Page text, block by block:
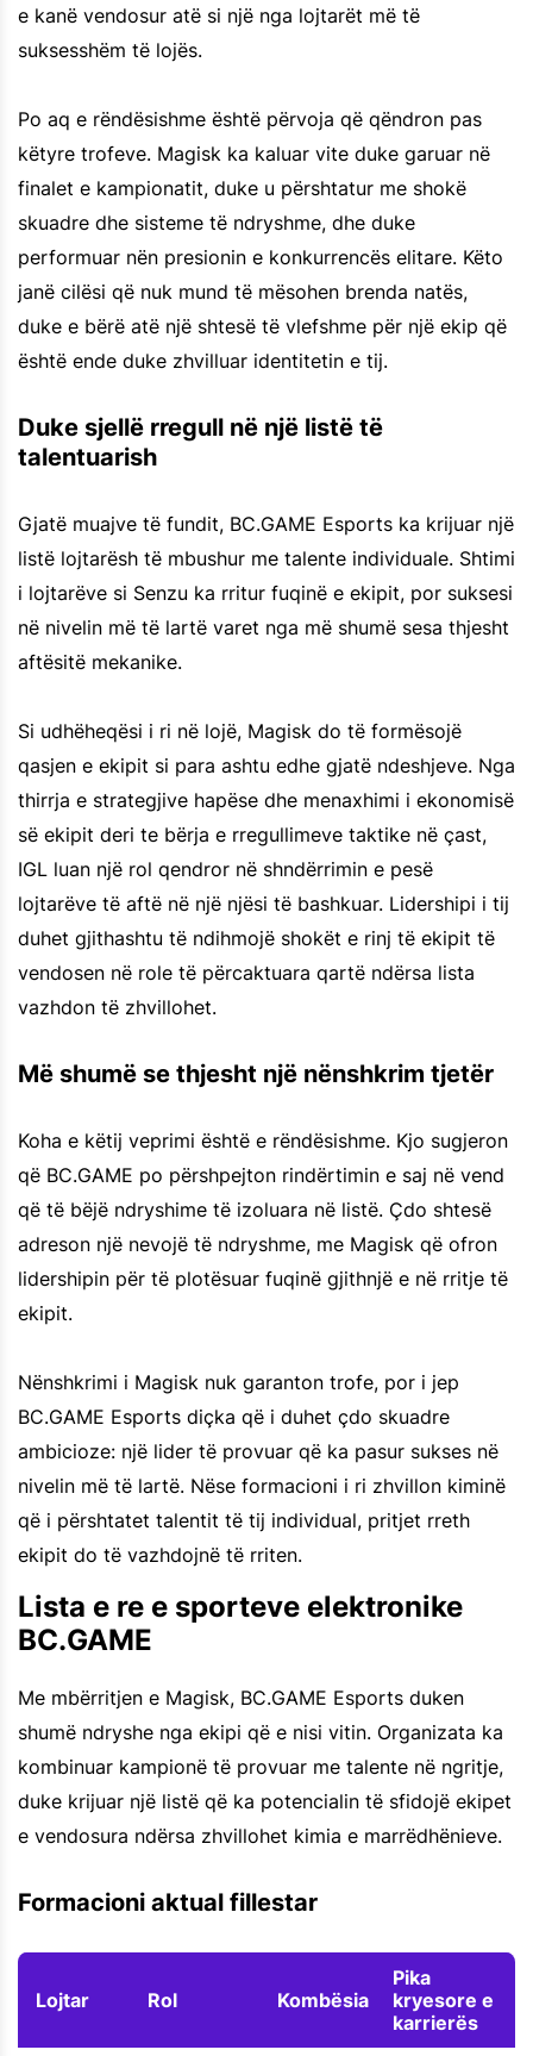
e kanë vendosur atë si një nga lojtarët më të
suksesshëm të lojës.
Po aq e rëndësishme është përvoja që qëndron pas
këtyre trofeve. Magisk ka kaluar vite duke garuar në
finalet e kampionatit, duke u përshtatur me shokë
skuadre dhe sisteme të ndryshme, dhe duke
performuar nën presionin e konkurrencës elitare. Këto
janë cilësi që nuk mund të mësohen brenda natës,
duke e bërë atë një shtesë të vlefshme për një ekip që
është ende duke zhvilluar identitetin e tij.
Duke sjellë rregull në një listë të
talentuarish
Gjatë muajve të fundit, BC.GAME Esports ka krijuar një
listë lojtarësh të mbushur me talente individuale. Shtimi
i lojtarëve si Senzu ka rritur fuqinë e ekipit, por suksesi
në nivelin më të lartë varet nga më shumë sesa thjesht
aftësitë mekanike.
Si udhëheqësi i ri në lojë, Magisk do të formësojë
qasjen e ekipit si para ashtu edhe gjatë ndeshjeve. Nga
thirrja e strategjive hapëse dhe menaxhimi i ekonomisë
së ekipit deri te bërja e rregullimeve taktike në çast,
IGL luan një rol qendror në shndërrimin e pesë
lojtarëve të aftë në një njësi të bashkuar. Lidershipi i tij
duhet gjithashtu të ndihmojë shokët e rinj të ekipit të
vendosen në role të përcaktuara qartë ndërsa lista
vazhdon të zhvillohet.
Më shumë se thjesht një nënshkrim tjetër
Koha e këtij veprimi është e rëndësishme. Kjo sugjeron
që BC.GAME po përshpejton rindërtimin e saj në vend
që të bëjë ndryshime të izoluara në listë. Çdo shtesë
adreson një nevojë të ndryshme, me Magisk që ofron
lidershipin për të plotësuar fuqinë gjithnjë e në rritje të
ekipit.
Nënshkrimi i Magisk nuk garanton trofe, por i jep
BC.GAME Esports diçka që i duhet çdo skuadre
ambicioze: një lider të provuar që ka pasur sukses në
nivelin më të lartë. Nëse formacioni i ri zhvillon kiminë
që i përshtatet talentit të tij individual, pritjet rreth
ekipit do të vazhdojnë të rriten.
Lista e re e sporteve elektronike
BC.GAME
Me mbërritjen e Magisk, BC.GAME Esports duken
shumë ndryshe nga ekipi që e nisi vitin. Organizata ka
kombinuar kampionë të provuar me talente në ngritje,
duke krijuar një listë që ka potencialin të sfidojë ekipet
e vendosura ndërsa zhvillohet kimia e marrëdhënieve.
Formacioni aktual fillestar
Lojtar Rol Kombësia
Pika
kryesore e
karrierës